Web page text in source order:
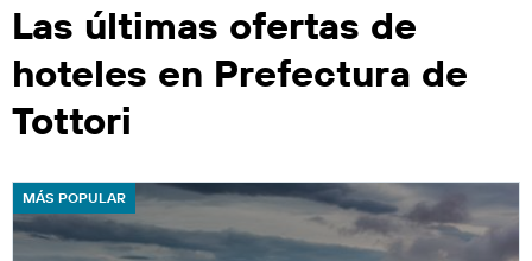
Las últimas ofertas de
hoteles en Prefectura de
Tottori
MÁS POPULAR